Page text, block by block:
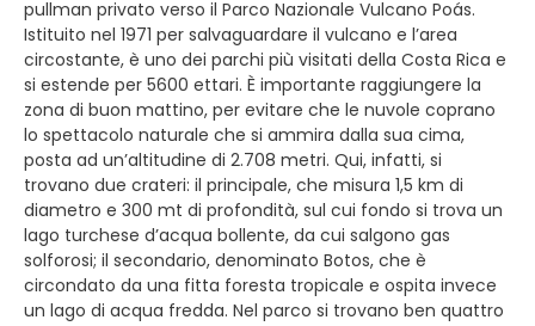
pullman privato verso il Parco Nazionale Vulcano Poás.
Istituito nel 1971 per salvaguardare il vulcano e l’area
circostante, è uno dei parchi più visitati della Costa Rica e
si estende per 5600 ettari. È importante raggiungere la
zona di buon mattino, per evitare che le nuvole coprano
lo spettacolo naturale che si ammira dalla sua cima,
posta ad un’altitudine di 2.708 metri. Qui, infatti, si
trovano due crateri: il principale, che misura 1,5 km di
diametro e 300 mt di profondità, sul cui fondo si trova un
lago turchese d’acqua bollente, da cui salgono gas
solforosi; il secondario, denominato Botos, che è
circondato da una fitta foresta tropicale e ospita invece
un lago di acqua fredda. Nel parco si trovano ben quattro